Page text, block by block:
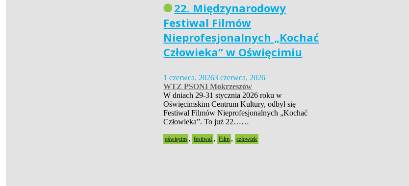
22. Międzynarodowy
Festiwal Filmów
Nieprofesjonalnych „Kochać
Człowieka” w Oświęcimiu
1 czerwca, 20263 czerwca, 2026
WTZ PSONI Mokrzeszów
W dniach 29-31 stycznia 2026 roku w
Oświęcimskim Centrum Kultury, odbył się
Festiwal Filmów Nieprofesjonalnych „Kochać
Człowieka”. To już 22……
oświęcim , festiwal , Film , człowiek